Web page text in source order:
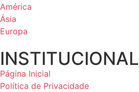
América
Ásia
Europa
INSTITUCIONAL
Página Inicial
Política de Privacidade